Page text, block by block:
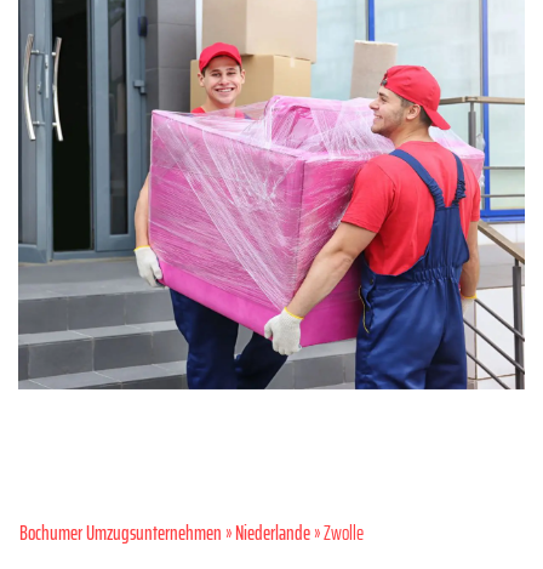
Bochumer Umzugsunternehmen»Niederlande» Zwolle